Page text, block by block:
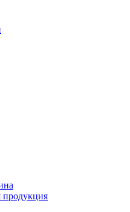
продукция